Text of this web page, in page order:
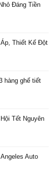
Đáng Tiền
Thiết Kế Đột
hàng ghế tiết
Tết Nguyên
Auto